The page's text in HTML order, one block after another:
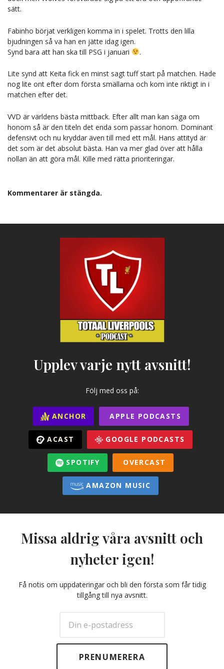
sätt.
Fabinho börjat verkligen komma in i spelet. Trotts den lilla
bjudningen så va han en jätte idag igen.
Synd bara att han ska till PSG i januari
.
Lite synd att Keita fick en minst sagt tuff start på matchen. Hade
nog lite ont efter dom första smällarna och kom inte riktigt in i
matchen efter det.
VVD är världens bästa mittback. Efter allt man kan säga om
honom så är den titeln det enda som passar honom. Dominant
defensivt och nu kryddar även till med ett mål. Hans attityd är
det som är det absolut bästa. Han va mer glad över att hålla
nollan än att göra mål. Kille med rätta prioriteringar.
Kommentarer är stängda.
Upplev varje nytt avsnitt!
Följ med oss på:
ANCHOR APPLE PODCASTS
ACAST GOOGLE PODCASTS
SPOTIFY OVERCAST
AMAZON MUSIC
Missa aldrig våra avsnitt och
nyheter igen!
Få notis om uppdateringar och bli den första som får tidig
tillgång till nya avsnitt.